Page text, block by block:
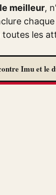
meilleur,
toutes les
Imu et le